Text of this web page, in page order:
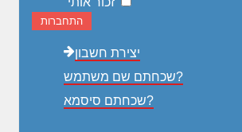
התחברות
יצירת חשבון
שכחתם שם משתמש?
שכחתם סיסמא?